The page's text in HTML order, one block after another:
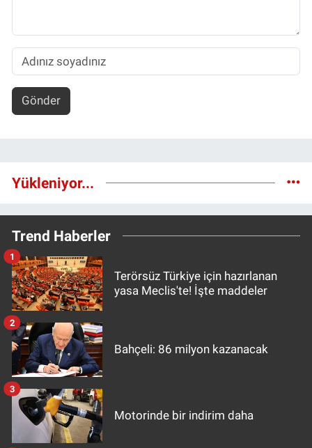
Gönder
Yükleniyor...
Trend Haberler
Terörsüz Türkiye için hazırlanan
yasa Meclis'te! İşte maddeler
1
Bahçeli: 86 milyon kazanacak
2
Motorinde bir indirim daha
3